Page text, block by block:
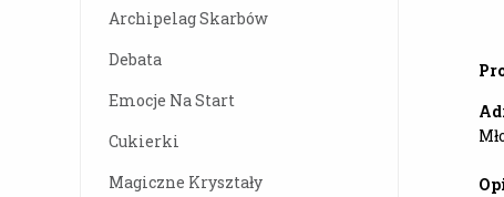
Archipelag Skarbów
Debata
Emocje Na Start
Cukierki
Magiczne Kryształy